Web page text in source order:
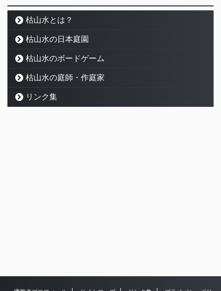
枯山水とは？
枯山水の日本庭園
枯山水のボードゲーム
枯山水の庭師・作庭家
リンク集